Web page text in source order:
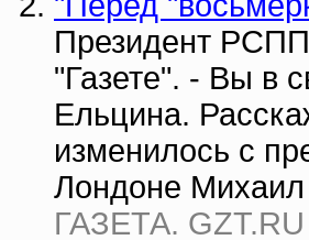
Президент
"Газете". - Вы в
Ельцина.
изменилось с
Лондоне Михаил
ГАЗЕТА.